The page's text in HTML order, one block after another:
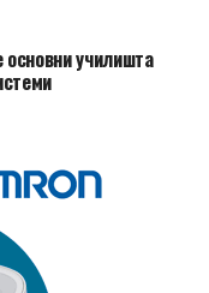
училишта